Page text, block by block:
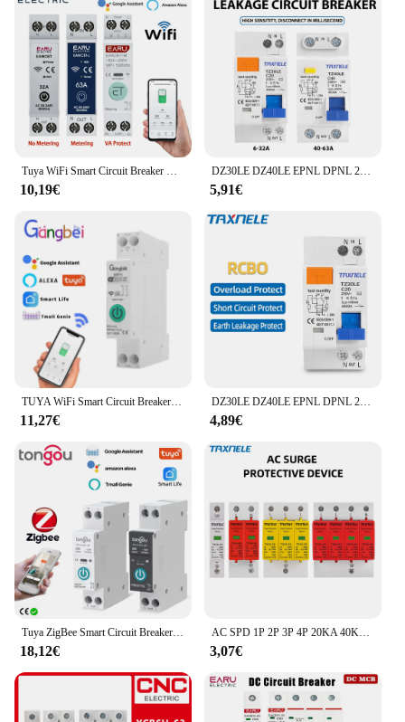
10,19€
DZ30LE DZ40LE EPNL DPNL 230V 1P + N interruttore differenziale protezione da perdite di corrente eccessiva e corta RCBO MCB 32A 63A
5,91€
11,27€
DZ30LE DZ40LE EPNL DPNL 230V 1P + N interruttore differenziale protezione da perdite di corrente eccessiva e corta RCBO MCB 32A 63A
4,89€
18,12€ 3,07€